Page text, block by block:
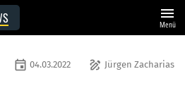
menu
Menü
draw Jürgen Zacharias
event 04.03.2022